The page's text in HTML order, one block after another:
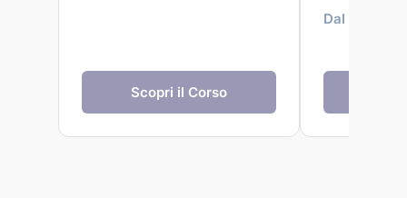
Scopri il Corso
Dal 09